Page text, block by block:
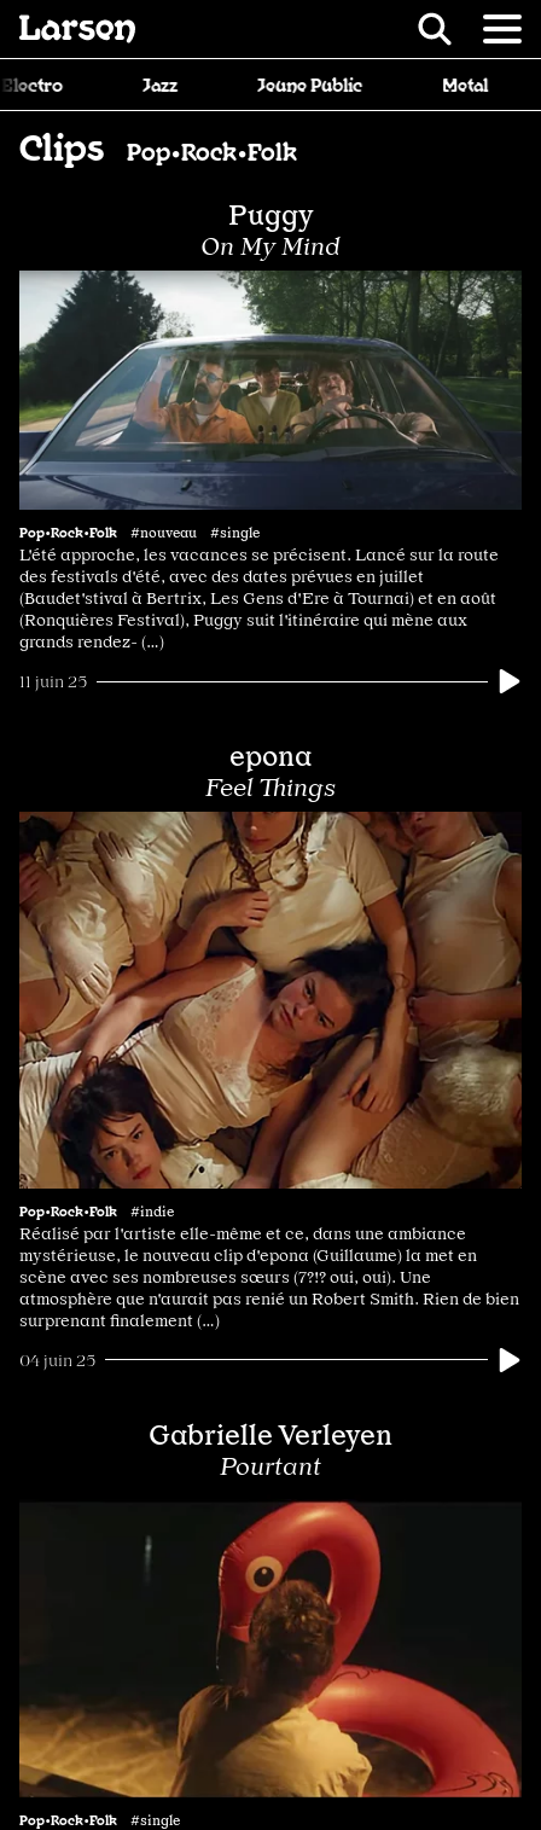
Jeune Public Metal Musique de film
Clips Pop•Rock•Folk
Puggy
On My Mind
Pop•Rock•Folk #nouveau #single
L'été approche, les vacances se précisent. Lancé sur la route
des festivals d'été, avec des dates prévues en juillet
(Baudet'stival à Bertrix, Les Gens d'Ere à Tournai) et en août
(Ronquières Festival), Puggy suit l'itinéraire qui mène aux
grands rendez- (…)
11 juin 25
epona
Feel Things
Pop•Rock•Folk #indie
Réalisé par l'artiste elle-même et ce, dans une ambiance
mystérieuse, le nouveau clip d'epona (Guillaume) la met en
scène avec ses nombreuses sœurs (7?!? oui, oui). Une
atmosphère que n'aurait pas renié un Robert Smith. Rien de bien
surprenant finalement (…)
04 juin 25
Gabrielle Verleyen
Pourtant
Pop•Rock•Folk #single